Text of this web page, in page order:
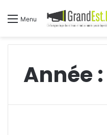
Menu
Année :